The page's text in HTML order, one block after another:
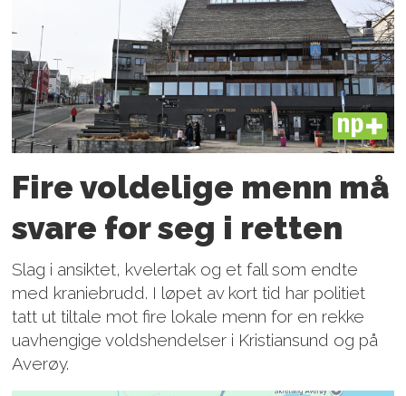
PLUS
Fire voldelige menn må
svare for seg i retten
Slag i ansiktet, kvelertak og et fall som endte
med kraniebrudd. I løpet av kort tid har politiet
tatt ut tiltale mot fire lokale menn for en rekke
uavhengige voldshendelser i Kristiansund og på
Averøy.